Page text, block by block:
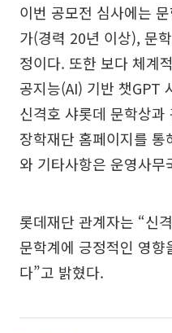
이번 공모전 심사에는
가(경력 20년 이상), 문
정이다. 또한 보다 체계
공지능(AI) 기반 챗GPT
신격호 샤롯데 문학상
장학재단 홈페이지를
와 기타사항은 운영사
롯데재단 관계자는 “신
문학계에 긍정적인 영향
다”고 밝혔다.